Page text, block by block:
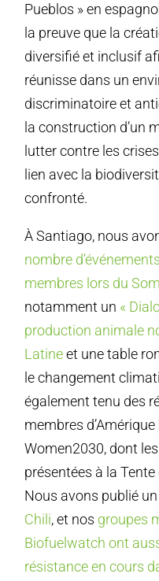
Pueblos » en
la preuve que la
diversifié et inclusif
réunisse dans un
discriminatoire et
la construction d’un
lutter contre les
lien avec la
confronté.
À Santiago, nous
nombre
membres lors du
notamment un «
production animale
Latineet une table
le changement
également tenu des
membres
Women2030, dont
présentées à la
Nous avons publié un
Chili, et nos groupes
Biofuelwatch ont
résistance en cours